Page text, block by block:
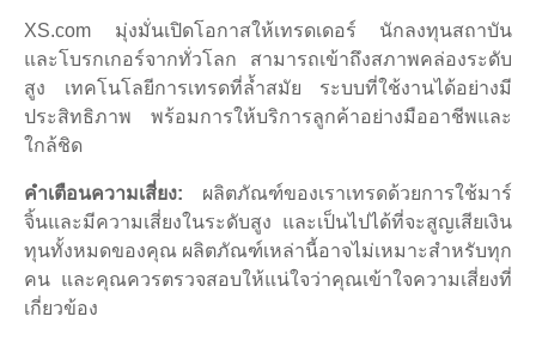
XS.com มุ่งมั่นเปิดโอกาสให้เทรดเดอร์ นักลงทุนสถาบัน
และโบรกเกอร์จากทั่วโลก สามารถเข้าถึงสภาพคล่องระดับ
สูง เทคโนโลยีการเทรดที่ล้ำสมัย ระบบที่ใช้งานได้อย่างมี
ประสิทธิภาพ พร้อมการให้บริการลูกค้าอย่างมืออาชีพและ
ใกล้ชิด
คำเตือนความเสี่ยง: ผลิตภัณฑ์ของเราเทรดด้วยการใช้มาร์
จิ้นและมีความเสี่ยงในระดับสูง และเป็นไปได้ที่จะสูญเสียเงิน
ทุนทั้งหมดของคุณ ผลิตภัณฑ์เหล่านี้อาจไม่เหมาะสำหรับทุก
คน และคุณควรตรวจสอบให้แน่ใจว่าคุณเข้าใจความเสี่ยงที่
เกี่ยวข้อง